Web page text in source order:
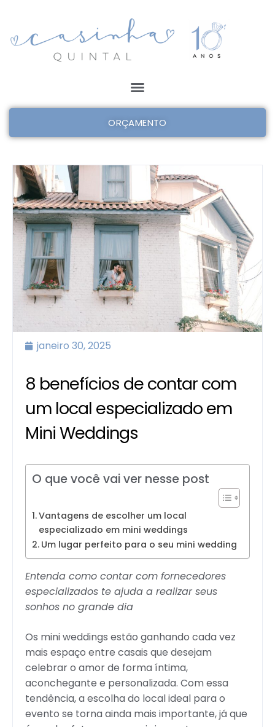
ORÇAMENTO
janeiro 30, 2025
8 benefícios de contar com
um local especializado em
Mini Weddings
O que você vai ver nesse post
Vantagens de escolher um local
especializado em mini weddings
Um lugar perfeito para o seu mini wedding
Entenda como contar com fornecedores
especializados te ajuda a realizar seus
sonhos no grande dia
Os mini weddings estão ganhando cada vez
mais espaço entre casais que desejam
celebrar o amor de forma íntima,
aconchegante e personalizada. Com essa
tendência, a escolha do local ideal para o
evento se torna ainda mais importante, já que